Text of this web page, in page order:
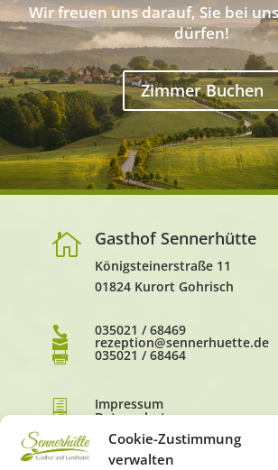
Cookie-Zustimmung
verwalten
Wir freuen uns darauf, Sie bei
dürfen!
Zimmer Buchen
 Gasthof Sennerhütte
Königsteinerstraße 11
01824 Kurort Gohrisch
 035021 / 68469
 rezeption@sennerhuette.de
 035021 / 68464
h Impressum
h Datenschutz
AGB